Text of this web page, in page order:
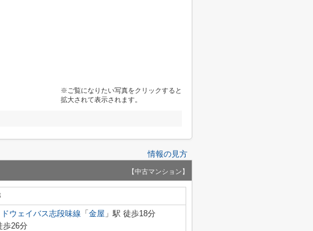
※ご覧になりたい写真をクリックすると
拡大されて表示されます。
情報の見方
【中古マンション】
ドウェイバス志段味線 「 金屋 」駅 徒歩18分
歩26分